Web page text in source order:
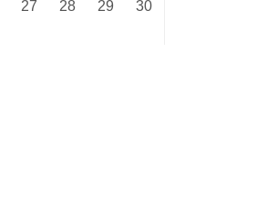
27 28 29
30